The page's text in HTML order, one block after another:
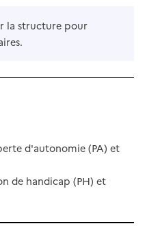
la structure pour
d'autonomie (PA) et
de handicap (PH) et